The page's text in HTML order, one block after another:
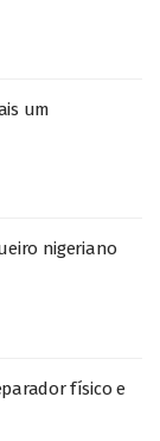
um
nigeriano
físico e